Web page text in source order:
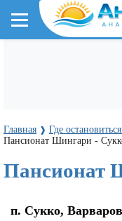
Главная ❱ Где
Пансионат Шингари -
Пансионат
п. Сукко,